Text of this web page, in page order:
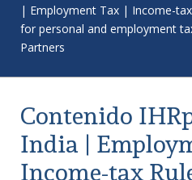
| Employment Tax | Income-
for personal and employment
Partners
Contenido
India |
Income-tax